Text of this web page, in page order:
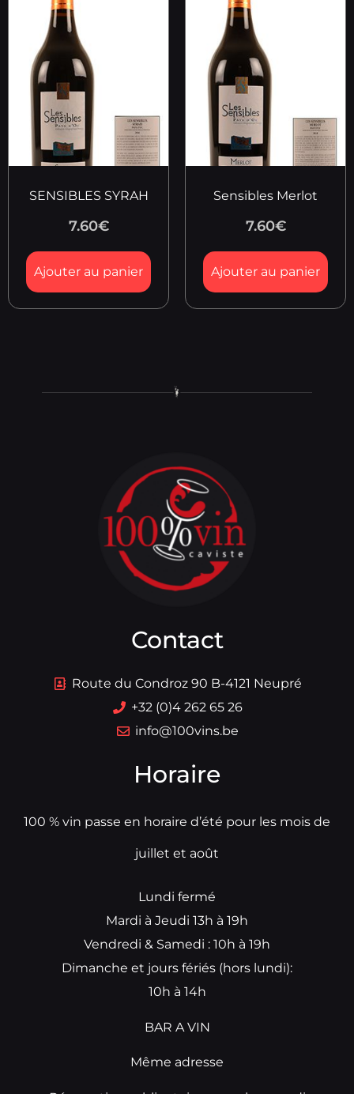
SENSIBLES SYRAH
7.60€
Ajouter au panier
Sensibles Merlot
7.60€
Ajouter au panier
Contact
Route du Condroz 90 B-4121 Neupré
+32 (0)4 262 65 26
info@100vins.be
Horaire
100 % vin passe en horaire d’été pour les mois de
juillet et août
Lundi fermé
Mardi à Jeudi 13h à 19h
Vendredi & Samedi : 10h à 19h
Dimanche et jours fériés (hors lundi):
10h à 14h
BAR A VIN
Même adresse